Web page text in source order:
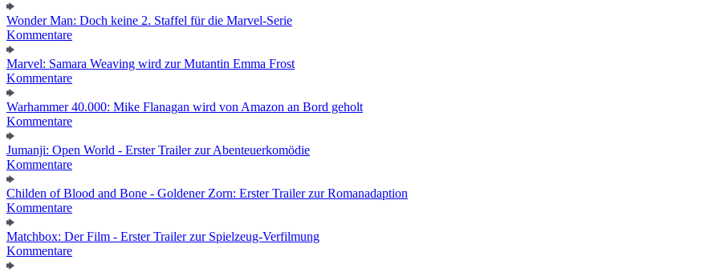
Wonder Man: Doch keine 2. Staffel für die Marvel-Serie
Kommentare
Marvel: Samara Weaving wird zur Mutantin Emma Frost
Kommentare
Warhammer 40.000: Mike Flanagan wird von Amazon an Bord geholt
Kommentare
Jumanji: Open World - Erster Trailer zur Abenteuerkomödie
Kommentare
Childen of Blood and Bone - Goldener Zorn: Erster Trailer zur Romanadaption
Kommentare
Matchbox: Der Film - Erster Trailer zur Spielzeug-Verfilmung
Kommentare